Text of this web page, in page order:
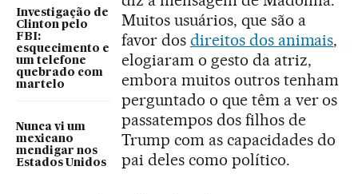
Investigação de
Clinton pelo
FBI:
esquecimento e
um telefone
quebrado com
martelo
Nunca vi um
mexicano
mendigar nos
Estados Unidos
Muitos usuários, que são a
favor dos direitos dos animais,
elogiaram o gesto da atriz,
embora muitos outros tenham
perguntado o que têm a ver os
passatempos dos filhos de
Trump com as capacidades do
pai deles como político.